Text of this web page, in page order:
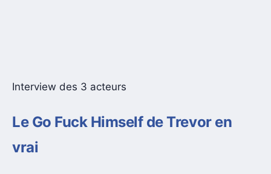
Interview des 3 acteurs
Le Go Fuck Himself de Trevor en
vrai